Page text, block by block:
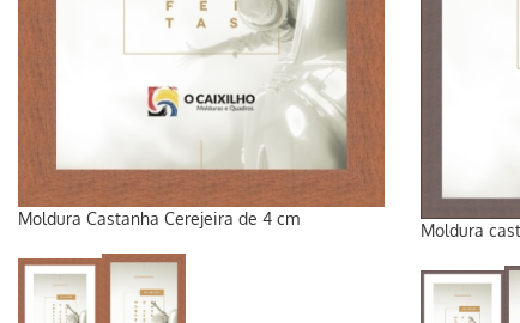
Moldura Castanha Cerejeira de 4 cm
Moldura